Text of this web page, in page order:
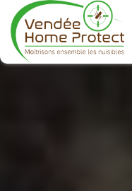
Panneau de gestion des